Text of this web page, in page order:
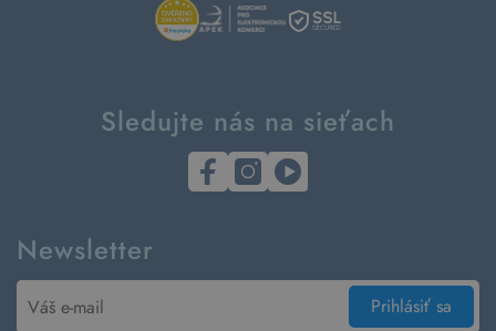
Sledujte nás na sieťach
Newsletter
Prihlásiť sa